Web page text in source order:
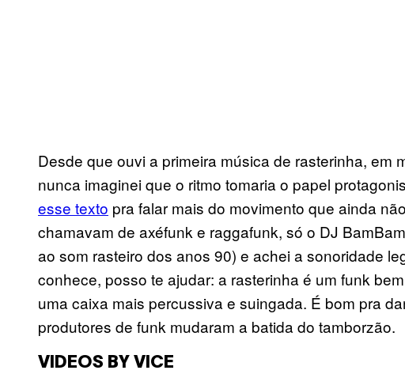
Desde que ouvi a primeira música de rasterinha, em
nunca imaginei que o ritmo tomaria o papel
esse texto pra falar mais do movimento que ainda
chamavam de axéfunk e raggafunk, só o DJ
ao som rasteiro dos anos 90) e achei a sonoridade
conhece, posso te ajudar: a rasterinha é um funk
uma caixa mais percussiva e suingada. É bom pra
produtores de funk mudaram a batida do tamborzão.
VIDEOS BY VICE